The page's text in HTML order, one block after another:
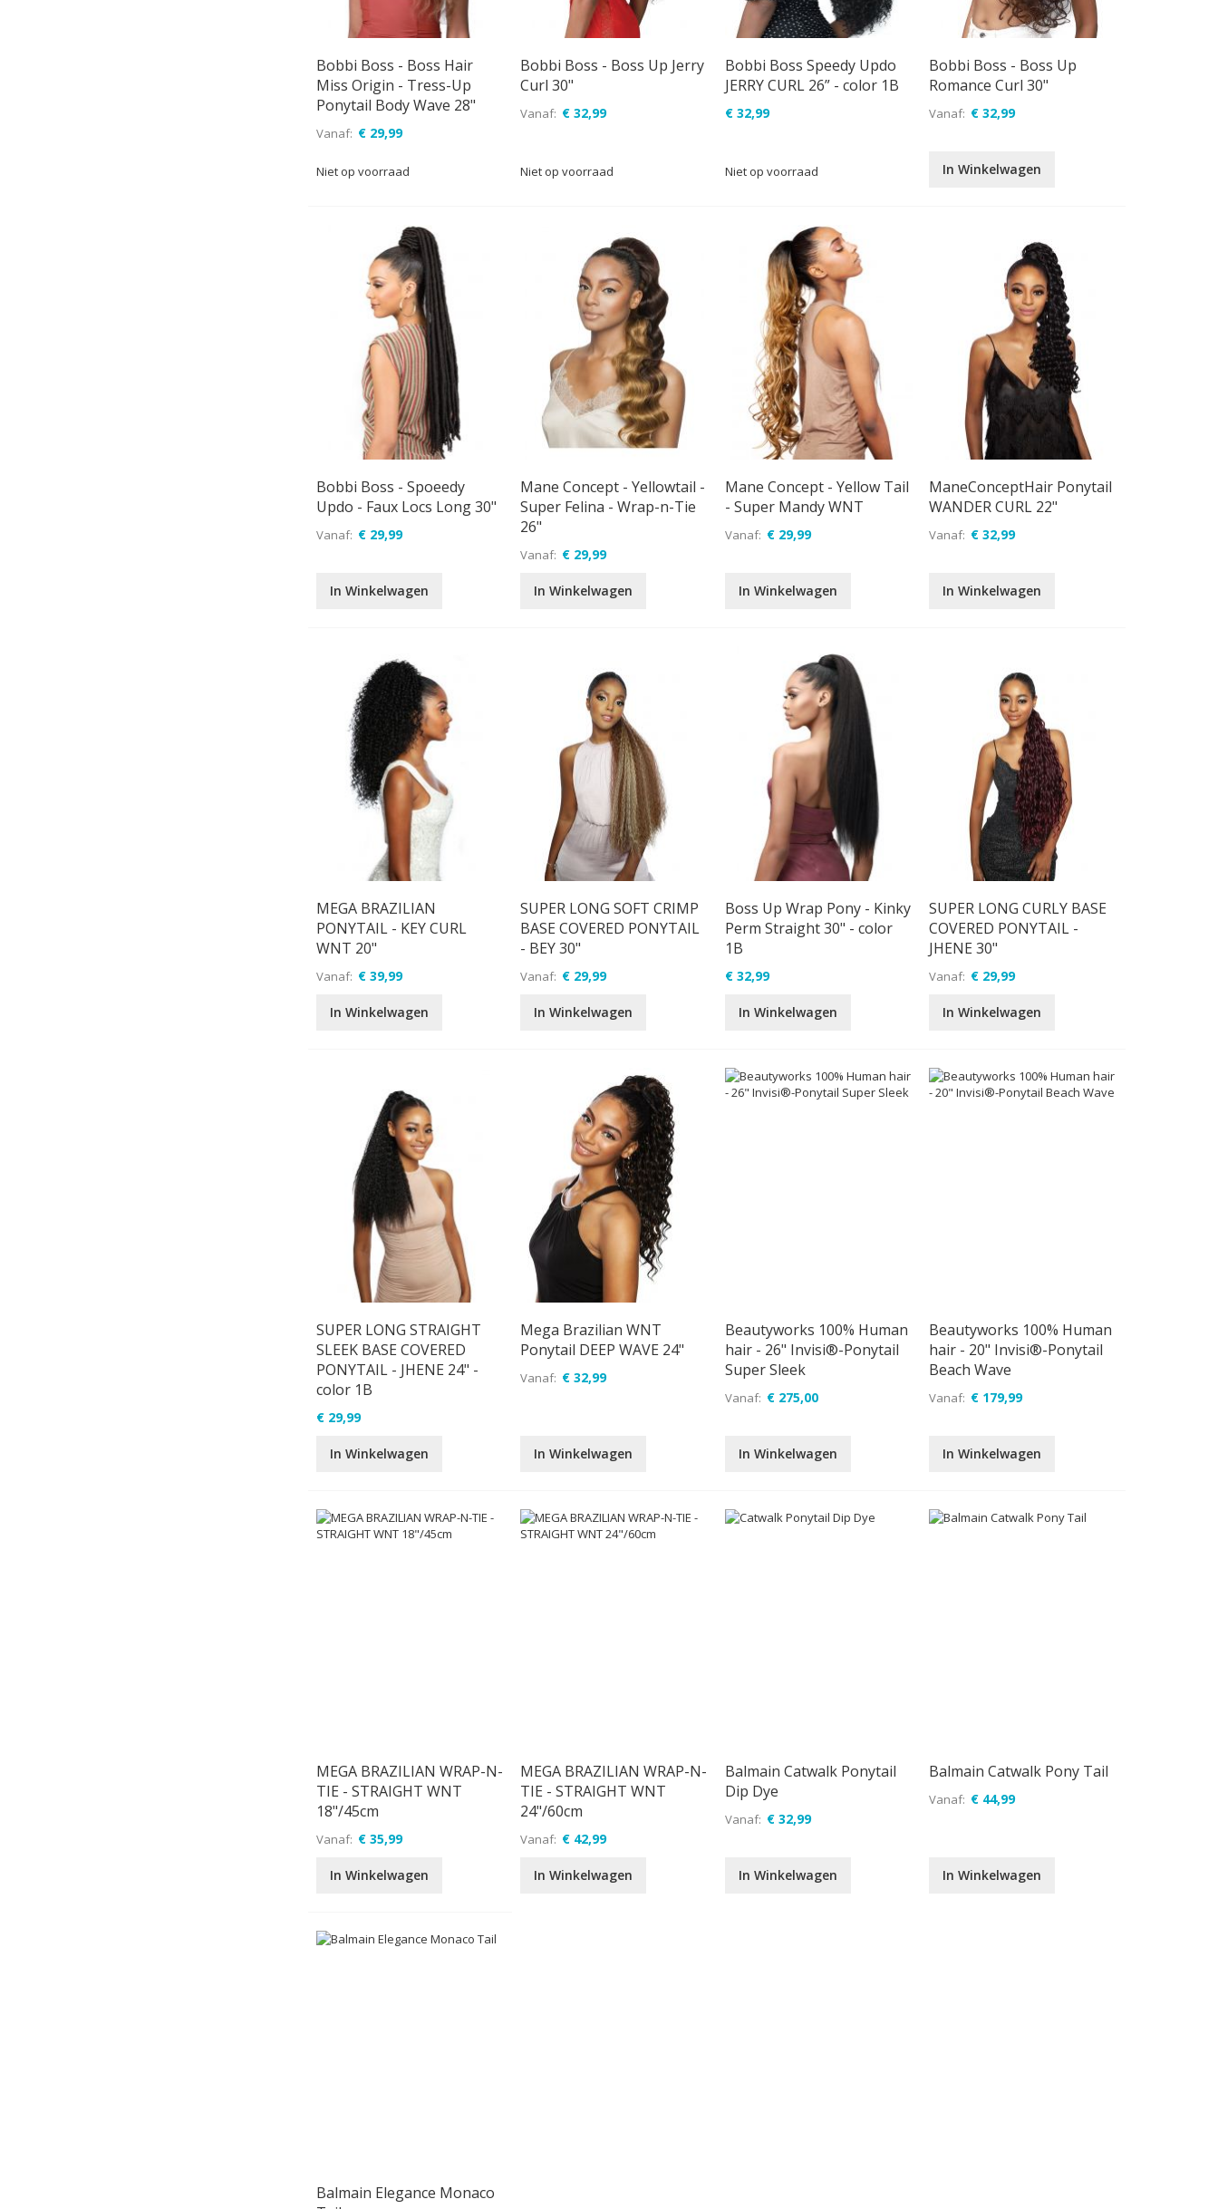
Bobbi Boss - Boss Hair
Miss Origin - Tress-Up
Ponytail Body Wave 28"
Vanaf € 29,99
Niet op voorraad
Bobbi Boss - Boss Up Jerry
Curl 30"
Vanaf € 32,99
Niet op voorraad
Bobbi Boss Speedy Updo
JERRY CURL 26” - color 1B
€ 32,99
Niet op voorraad
Bobbi Boss - Boss Up
Romance Curl 30"
Vanaf € 32,99
In Winkelwagen
Bobbi Boss - Spoeedy
Updo - Faux Locs Long 30"
Vanaf € 29,99
In Winkelwagen
Mane Concept - Yellowtail -
Super Felina - Wrap-n-Tie
26"
Vanaf € 29,99
In Winkelwagen
Mane Concept - Yellow Tail
- Super Mandy WNT
Vanaf € 29,99
In Winkelwagen
ManeConceptHair Ponytail
WANDER CURL 22"
Vanaf € 32,99
In Winkelwagen
MEGA BRAZILIAN
PONYTAIL - KEY CURL
WNT 20"
Vanaf € 39,99
In Winkelwagen
SUPER LONG SOFT CRIMP
BASE COVERED PONYTAIL
- BEY 30"
Vanaf € 29,99
In Winkelwagen
Boss Up Wrap Pony - Kinky
Perm Straight 30" - color
1B
€ 32,99
In Winkelwagen
SUPER LONG CURLY BASE
COVERED PONYTAIL -
JHENE 30"
Vanaf € 29,99
In Winkelwagen
SUPER LONG STRAIGHT
SLEEK BASE COVERED
PONYTAIL - JHENE 24" -
color 1B
€ 29,99
In Winkelwagen
Mega Brazilian WNT
Ponytail DEEP WAVE 24"
Vanaf € 32,99
In Winkelwagen
Beautyworks 100% Human
hair - 26" Invisi®-Ponytail
Super Sleek
Vanaf € 275,00
In Winkelwagen
Beautyworks 100% Human
hair - 20" Invisi®-Ponytail
Beach Wave
Vanaf € 179,99
In Winkelwagen
MEGA BRAZILIAN WRAP-N-
TIE - STRAIGHT WNT
18"/45cm
Vanaf € 35,99
In Winkelwagen
MEGA BRAZILIAN WRAP-N-
TIE - STRAIGHT WNT
24"/60cm
Vanaf € 42,99
In Winkelwagen
Balmain Catwalk Ponytail
Dip Dye
Vanaf € 32,99
In Winkelwagen
Balmain Catwalk Pony Tail
Vanaf € 44,99
In Winkelwagen
Balmain Elegance Monaco